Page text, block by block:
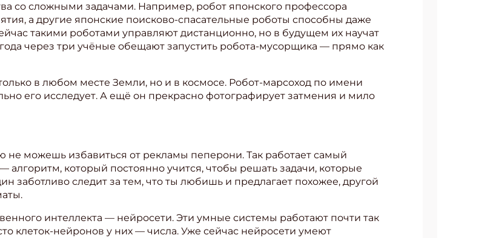
со сложными задачами. Например, робот японского профессора
а другие японские поисково-спасательные роботы способны даже
такими роботами управляют дистанционно, но в будущем их научат
через три учёные обещают запустить робота-мусорщика — прямо как
в любом месте Земли, но и в космосе. Робот-марсоход по имени
его исследует. А ещё он прекрасно фотографирует затмения и мило
не можешь избавиться от рекламы пеперони. Так работает самый
алгоритм, который постоянно учится, чтобы решать задачи, которые
заботливо следит за тем, что ты любишь и предлагает похожее, другой
интеллекта — нейросети. Эти умные системы работают почти так
клеток-нейронов у них — числа. Уже сейчас нейросети умеют